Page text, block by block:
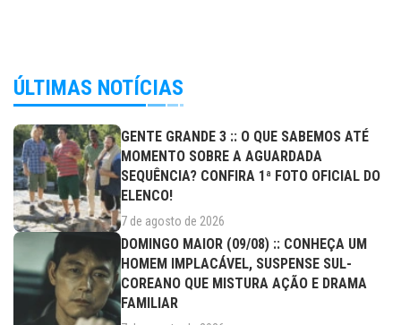
ÚLTIMAS NOTÍCIAS
GENTE GRANDE 3 :: O QUE SABEMOS ATÉ
MOMENTO SOBRE A AGUARDADA
SEQUÊNCIA? CONFIRA 1ª FOTO OFICIAL DO
ELENCO!
7 de agosto de 2026
DOMINGO MAIOR (09/08) :: CONHEÇA UM
HOMEM IMPLACÁVEL, SUSPENSE SUL-
COREANO QUE MISTURA AÇÃO E DRAMA
FAMILIAR